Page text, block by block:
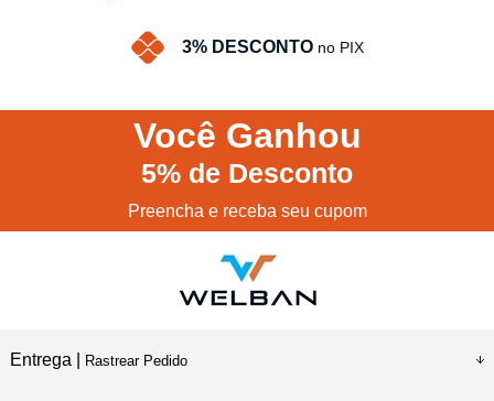
3% DESCONTO no PIX
Você Ganhou
5% de Desconto
Preencha e receba seu cupom
Entrega | Rastrear Pedido